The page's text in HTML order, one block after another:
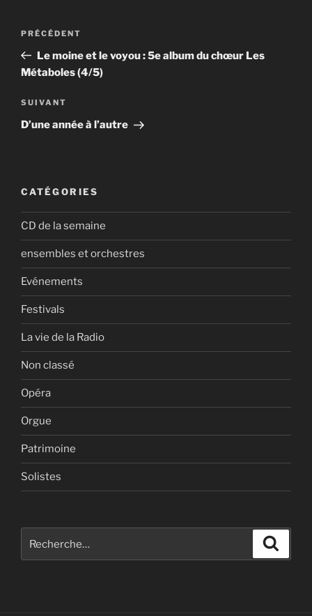
Navigation
l’article
Article
précédent
PRÉCÉDENT
Le moine et le voyou : 5e album du chœur Les
Métaboles (4/5)
Article
suivant
SUIVANT
D’une année à l’autre
CATÉGORIES
CD de la semaine
ensembles et orchestres
Evénements
Festivals
La vie de la Radio
Non classé
Opéra
Orgue
Patrimoine
Solistes
pour